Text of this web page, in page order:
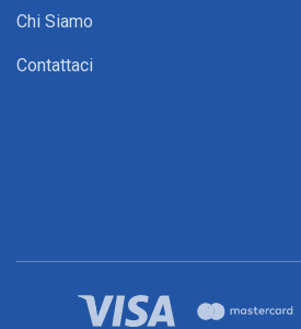
Chi Siamo
Contattaci